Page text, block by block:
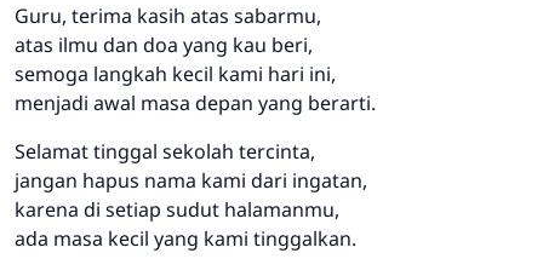
Guru, terima kasih atas sabarmu,
atas ilmu dan doa yang kau beri,
semoga langkah kecil kami hari ini,
menjadi awal masa depan yang berarti.
Selamat tinggal sekolah tercinta,
jangan hapus nama kami dari ingatan,
karena di setiap sudut halamanmu,
ada masa kecil yang kami tinggalkan.